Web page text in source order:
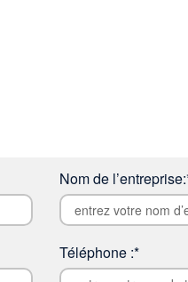
Nom de
Téléphone :*